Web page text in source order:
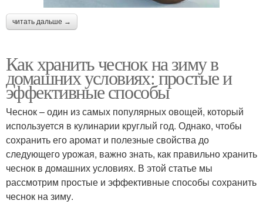
читать дальше →
Как хранить чеснок на зиму в
домашних условиях: простые и
эффективные способы
Чеснок – один из самых популярных овощей, который
используется в кулинарии круглый год. Однако, чтобы
сохранить его аромат и полезные свойства до
следующего урожая, важно знать, как правильно хранить
чеснок в домашних условиях. В этой статье мы
рассмотрим простые и эффективные способы сохранить
чеснок на зиму.